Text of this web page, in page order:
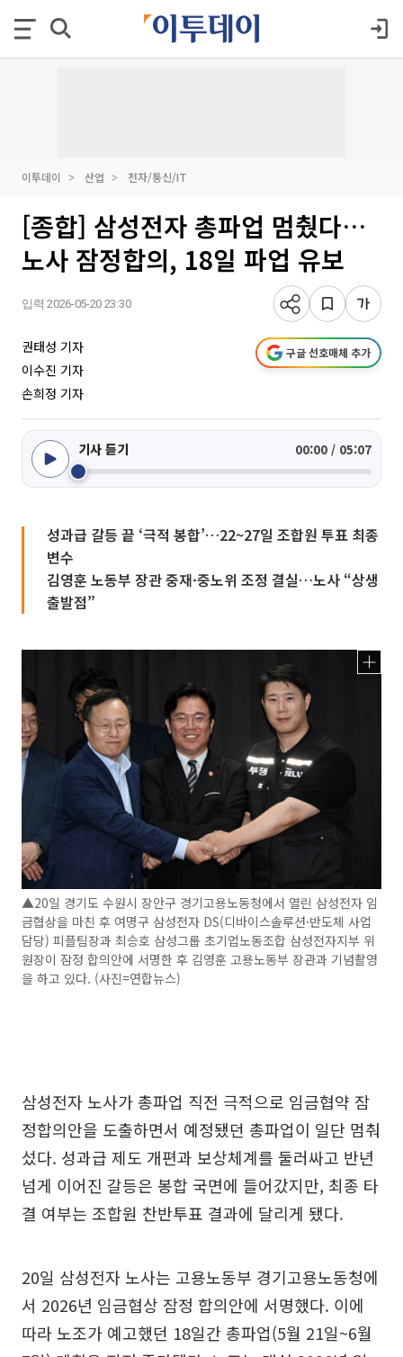
이투데이 산업 전자/통신/IT
[종합] 삼성전자 총파업 멈췄다…
노사 잠정합의, 18일 파업 유보
입력 2026-05-20 23:30
권태성 기자
이수진 기자
손희정 기자
구글 선호매체 추가
기사 듣기 00:00 / 05:07
성과급 갈등 끝 ‘극적 봉합’…22~27일 조합원 투표 최종
변수
김영훈 노동부 장관 중재·중노위 조정 결실…노사 “상생
출발점”
▲20일 경기도 수원시 장안구 경기고용노동청에서 열린 삼성전자 임
금협상을 마친 후 여명구 삼성전자 DS(디바이스솔루션·반도체 사업
담당) 피플팀장과 최승호 삼성그룹 초기업노동조합 삼성전자지부 위
원장이 잠정 합의안에 서명한 후 김영훈 고용노동부 장관과 기념촬영
을 하고 있다. (사진=연합뉴스)
삼성전자 노사가 총파업 직전 극적으로 임금협약 잠
정합의안을 도출하면서 예정됐던 총파업이 일단 멈춰
섰다. 성과급 제도 개편과 보상체계를 둘러싸고 반년
넘게 이어진 갈등은 봉합 국면에 들어갔지만, 최종 타
결 여부는 조합원 찬반투표 결과에 달리게 됐다.
20일 삼성전자 노사는 고용노동부 경기고용노동청에
서 2026년 임금협상 잠정 합의안에 서명했다. 이에
따라 노조가 예고했던 18일간 총파업(5월 21일~6월